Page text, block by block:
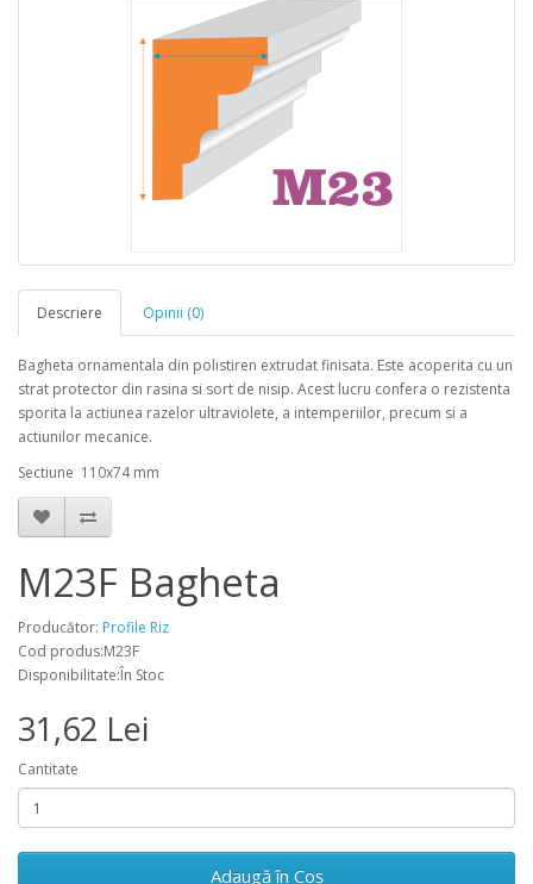
Descriere Opinii (0)
Bagheta ornamentala din polistiren extrudat finisata. Este acoperita cu un
strat protector din rasina si sort de nisip. Acest lucru confera o rezistenta
sporita la actiunea razelor ultraviolete, a intemperiilor, precum si a
actiunilor mecanice.
Sectiune 110x74 mm
M23F Bagheta
Producător: Profile Riz
Cod produs:M23F
Disponibilitate:În Stoc
31,62 Lei
Cantitate
Adaugă în Coş